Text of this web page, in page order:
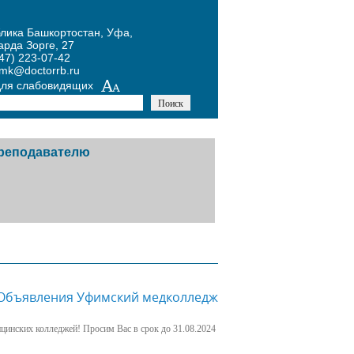
Башкортостан, Уфа,
Зорге, 27
223-07-42
слабовидящих
Уфимский медколледж
колледжей! Просим Вас в срок до 31.08.2024